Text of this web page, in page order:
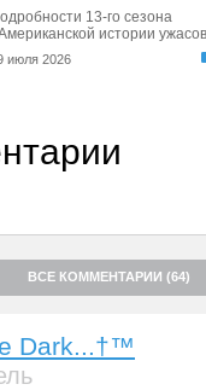
13-го сезона
истории
июля 2026
ВСЕ КОММЕНТАРИИ (64)
Dark...†™